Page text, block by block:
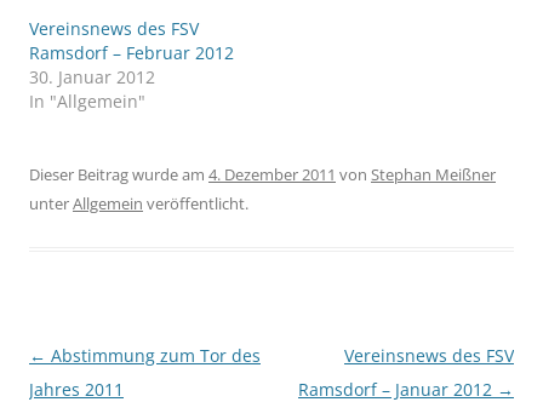
Vereinsnews des FSV
Ramsdorf – Februar 2012
30. Januar 2012
In "Allgemein"
Dieser Beitrag wurde am 4. Dezember 2011 von Stephan Meißner
unterAllgemein veröffentlicht.
Beitragsnavigation
← Abstimmung zum Tor des
Jahres 2011
Vereinsnews des FSV
Ramsdorf – Januar 2012 →